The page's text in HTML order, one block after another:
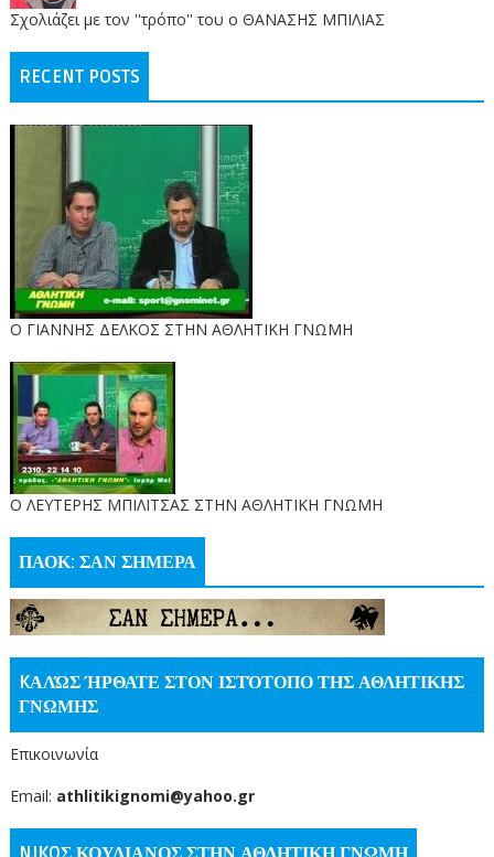
Σχολιάζει με τον ''τρόπο'' του ο ΘΑΝΑΣΗΣ ΜΠΙΛΙΑΣ
RECENT POSTS
Ο ΓΙΑΝΝΗΣ ΔΕΛΚΟΣ ΣΤΗΝ ΑΘΛΗΤΙΚΗ ΓΝΩΜΗ
O ΛΕΥΤΕΡΗΣ ΜΠΙΛΙΤΣΑΣ ΣΤΗΝ ΑΘΛΗΤΙΚΗ ΓΝΩΜΗ
ΠΑΟΚ: ΣΑΝ ΣΗΜΕΡΑ
KΑΛΏΣ ΉΡΘΑΤΕ ΣΤΟΝ ΙΣΤΌΤΟΠΟ ΤΗΣ ΑΘΛΗΤΙΚΗΣ
ΓΝΩΜΗΣ
Επικοινωνία
Email: athlitikignomi@yahoo.gr